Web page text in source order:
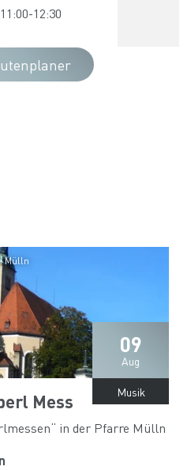
12:30
09
Aug
Mülln
Musik
Mess
in der Pfarre Mülln